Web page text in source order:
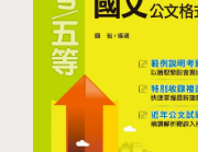
(3) 收錄好用對話，
最後是兩段與主題
句型說明，幫助你
UNIT12 At a
UNIT13 At a Car
UNIT14 At a
Section 4 愛情英語
UNIT15 First